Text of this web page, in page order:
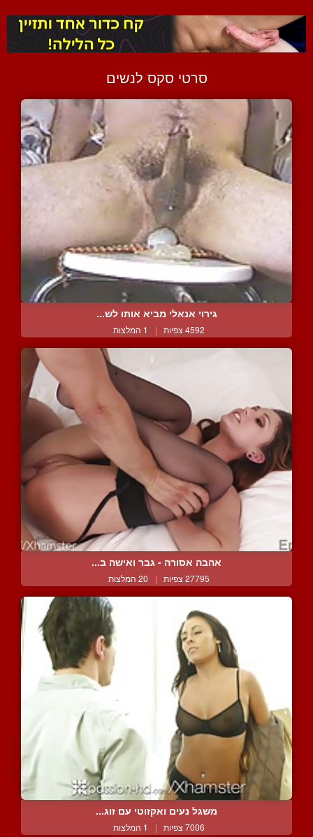
סרטי סקס לנשים
גירוי אנאלי מביא אותו לש...
4592 צפיות | 1 המלצות
אהבה אסורה - גבר ואישה ב...
27795 צפיות | 20 המלצות
משגל נעים ואקזוטי עם זוג...
7006 צפיות | 1 המלצות